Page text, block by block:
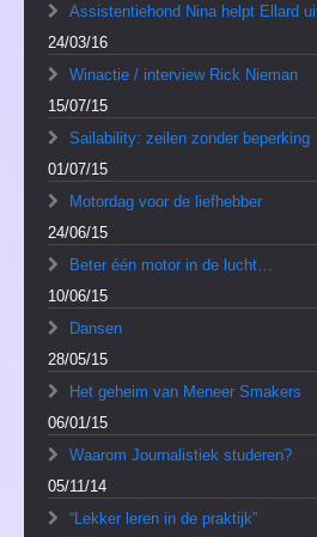
Assistentiehond Nina helpt Ellard
24/03/16
Winactie / interview Rick Nieman
15/07/15
Sailability: zeilen zonder beperking
01/07/15
Motordag voor de liefhebber
24/06/15
Beter één motor in de lucht…
10/06/15
Dansen
28/05/15
Het geheim van Meneer Smakers
06/01/15
Waarom Journalistiek studeren?
05/11/14
“Lekker leren in de praktijk”